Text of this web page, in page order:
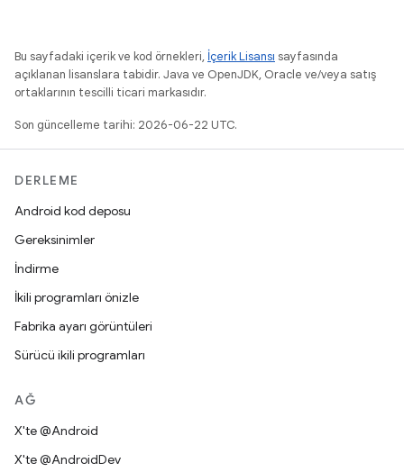
Bu sayfadaki içerik ve kod örnekleri, İçerik Lisansı sayfasında
açıklanan lisanslara tabidir. Java ve OpenJDK, Oracle ve/veya satış
ortaklarının tescilli ticari markasıdır.
Son güncelleme tarihi: 2026-06-22 UTC.
DERLEME
Android kod deposu
Gereksinimler
İndirme
İkili programları önizle
Fabrika ayarı görüntüleri
Sürücü ikili programları
AĞ
X'te @Android
X'te @AndroidDev